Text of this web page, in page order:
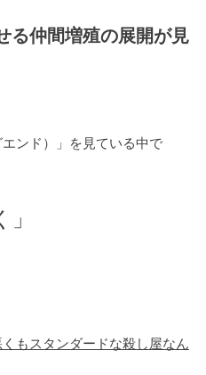
る仲間増殖の展開が見
ンド）」を見ている中で
もスタンダードな殺し屋なん